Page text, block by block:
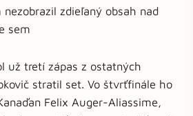
zdieľaný obsah nad
sem
už tretí zápas z ostatných
stratil set. Vo štvrťfinále ho
Felix Auger-Aliassime,